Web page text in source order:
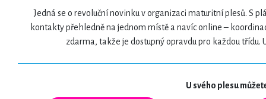
Jedná se o revoluční novinku v organizaci maturitní plesů. S
kontakty přehledně na jednom místě a navíc online –
zdarma, takže je dostupný opravdu pro každou třídu.
U svého plesu